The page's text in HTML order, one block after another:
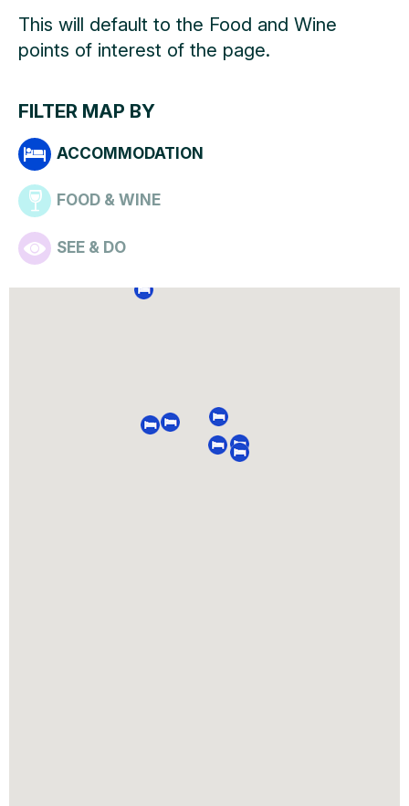
This will default to the Food and Wine
points of interest of the page.
FILTER MAP BY
ACCOMMODATION
FOOD & WINE
SEE & DO